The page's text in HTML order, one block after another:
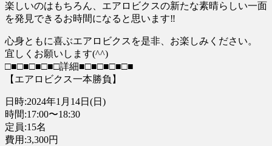
楽しいのはもちろん、エアロビクスの新たな素晴らしい一面
を発見できるお時間になると思います‼︎
心身ともに喜ぶエアロビクスを是非、 お楽しみください。
宜しくお願いします(^^)
□■□■□■□■□詳細■□■□■□■□■
【エアロビクス一本勝負】
日時:2024年1月14日(日)
時間:17:00〜18:30
定員:15名
費用:3,300円